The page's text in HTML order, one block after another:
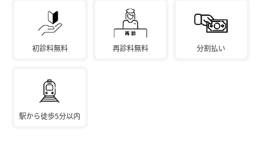
初診料無料 再診料無料 分割払い
駅から徒歩5分以内